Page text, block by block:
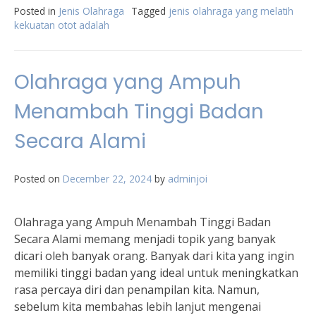
Posted in Jenis Olahraga Tagged jenis olahraga yang melatih
kekuatan otot adalah
Olahraga yang Ampuh
Menambah Tinggi Badan
Secara Alami
Posted on December 22, 2024 by adminjoi
Olahraga yang Ampuh Menambah Tinggi Badan
Secara Alami memang menjadi topik yang banyak
dicari oleh banyak orang. Banyak dari kita yang ingin
memiliki tinggi badan yang ideal untuk meningkatkan
rasa percaya diri dan penampilan kita. Namun,
sebelum kita membahas lebih lanjut mengenai